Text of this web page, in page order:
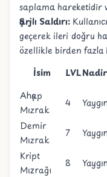
saplama hareketidir
Şarjlı Saldırı:
geçerek ileri doğru
özellikle birden fazla
İsim
LVL
Ahşap
Mızrak
4 Yaygın
Demir
Mızrak
7 Yaygın
Kript
Mızrağı
8 Yaygın